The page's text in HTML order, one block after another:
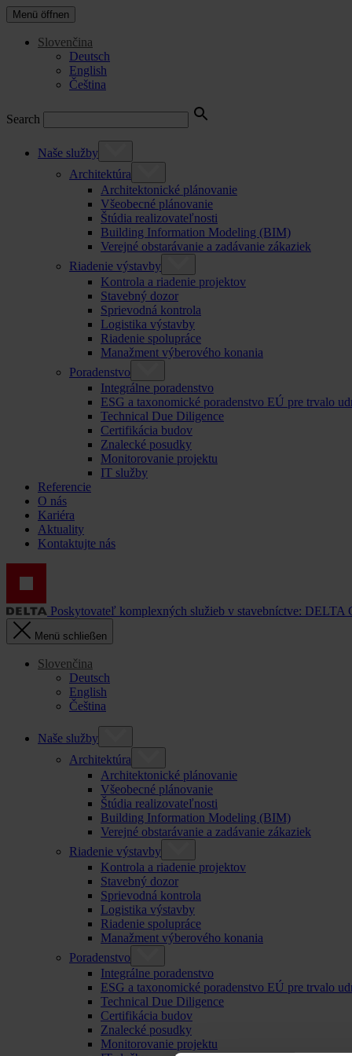
Menü öffnen
Slovenčina
Deutsch
English
Čeština
Search
Naše služby
Architektúra
Architektonické plánovanie
Všeobecné plánovanie
Štúdia realizovateľnosti
Building Information Modeling (BIM)
Verejné obstarávanie a zadávanie zákaziek
Riadenie výstavby
Kontrola a riadenie projektov
Stavebný dozor
Sprievodná kontrola
Logistika výstavby
Riadenie spolupráce
Manažment výberového konania
Poradenstvo
Integrálne poradenstvo
ESG a taxonomické poradenstvo EÚ pre trvalo
Technical Due Diligence
Certifikácia budov
Znalecké posudky
Monitorovanie projektu
IT služby
Referencie
O nás
Kariéra
Aktuality
Kontaktujte nás
Poskytovateľ komplexných služieb v stavebníctve: DELTA
Menü schließen
Slovenčina
Deutsch
English
Čeština
Naše služby
Architektúra
Architektonické plánovanie
Všeobecné plánovanie
Štúdia realizovateľnosti
Building Information Modeling (BIM)
Verejné obstarávanie a zadávanie zákaziek
Riadenie výstavby
Kontrola a riadenie projektov
Stavebný dozor
Sprievodná kontrola
Logistika výstavby
Riadenie spolupráce
Manažment výberového konania
Poradenstvo
Integrálne poradenstvo
ESG a taxonomické poradenstvo EÚ pre trvalo
Technical Due Diligence
Certifikácia budov
Znalecké posudky
Monitorovanie projektu